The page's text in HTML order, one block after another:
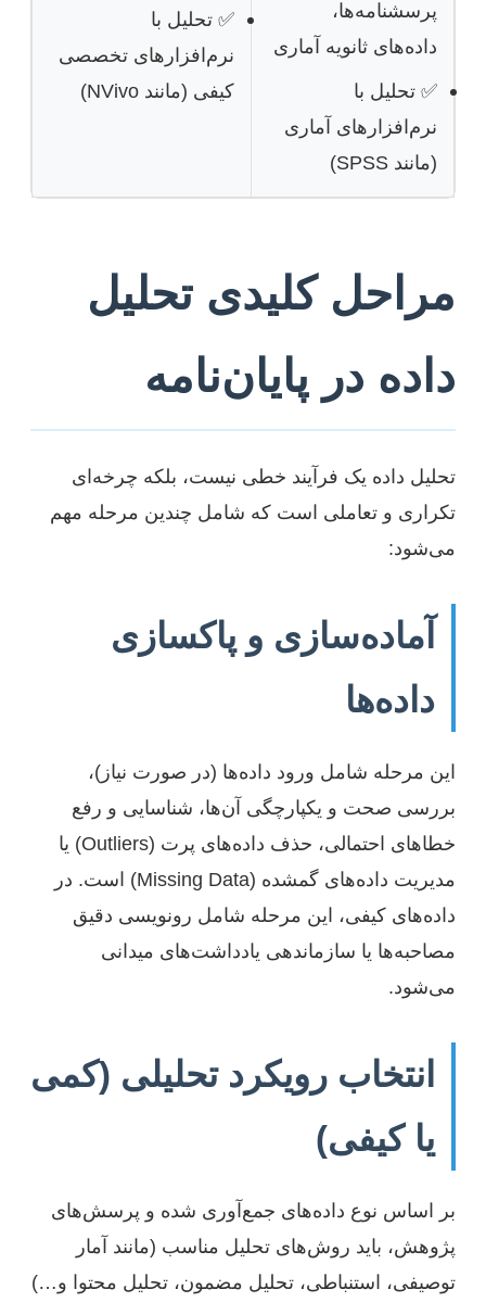
پرسشنامه‌ها،
داده‌های ثانویه آماری
✅ تحلیل با
نرم‌افزارهای آماری
(مانند SPSS)
✅ تحلیل با
نرم‌افزارهای تخصصی
کیفی (مانند NVivo)
مراحل کلیدی تحلیل
داده در پایان‌نامه
تحلیل داده یک فرآیند خطی نیست، بلکه چرخه‌ای
تکراری و تعاملی است که شامل چندین مرحله مهم
می‌شود:
آماده‌سازی و پاکسازی
داده‌ها
این مرحله شامل ورود داده‌ها (در صورت نیاز)،
بررسی صحت و یکپارچگی آن‌ها، شناسایی و رفع
خطاهای احتمالی، حذف داده‌های پرت (Outliers) یا
مدیریت داده‌های گمشده (Missing Data) است. در
داده‌های کیفی، این مرحله شامل رونویسی دقیق
مصاحبه‌ها یا سازماندهی یادداشت‌های میدانی
می‌شود.
انتخاب رویکرد تحلیلی (کمی
یا کیفی)
بر اساس نوع داده‌های جمع‌آوری شده و پرسش‌های
پژوهش، باید روش‌های تحلیل مناسب (مانند آمار
توصیفی، استنباطی، تحلیل مضمون، تحلیل محتوا و…)